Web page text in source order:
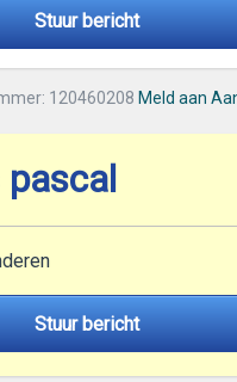
Stuur bericht
120460208 Meld aan
Stuur bericht